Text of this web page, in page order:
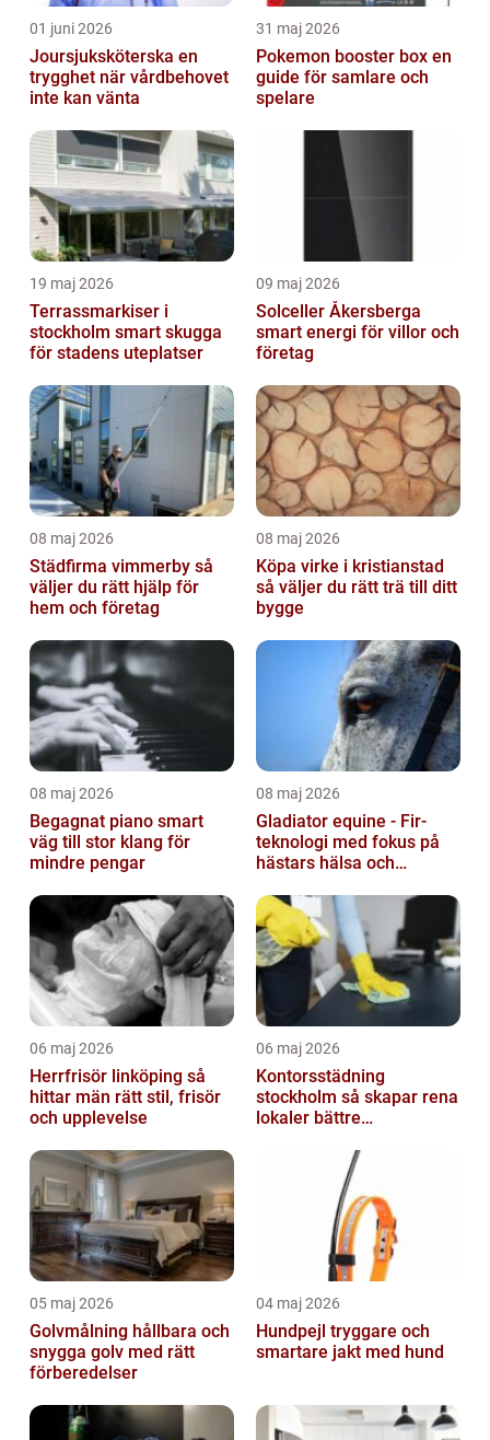
01 juni 2026
Joursjuksköterska en
trygghet när vårdbehovet
inte kan vänta
31 maj 2026
Pokemon booster box en
guide för samlare och
spelare
19 maj 2026
Terrassmarkiser i
stockholm smart skugga
för stadens uteplatser
09 maj 2026
Solceller Åkersberga
smart energi för villor och
företag
08 maj 2026
Städfirma vimmerby så
väljer du rätt hjälp för
hem och företag
08 maj 2026
Köpa virke i kristianstad
så väljer du rätt trä till ditt
bygge
08 maj 2026
Begagnat piano smart
väg till stor klang för
mindre pengar
08 maj 2026
Gladiator equine - Fir-
teknologi med fokus på
hästars hälsa och
06 maj 2026
Herrfrisör linköping så
hittar män rätt stil, frisör
och upplevelse
06 maj 2026
Kontorsstädning
stockholm så skapar rena
lokaler bättre
05 maj 2026
Golvmålning hållbara och
snygga golv med rätt
förberedelser
04 maj 2026
Hundpejl tryggare och
smartare jakt med hund